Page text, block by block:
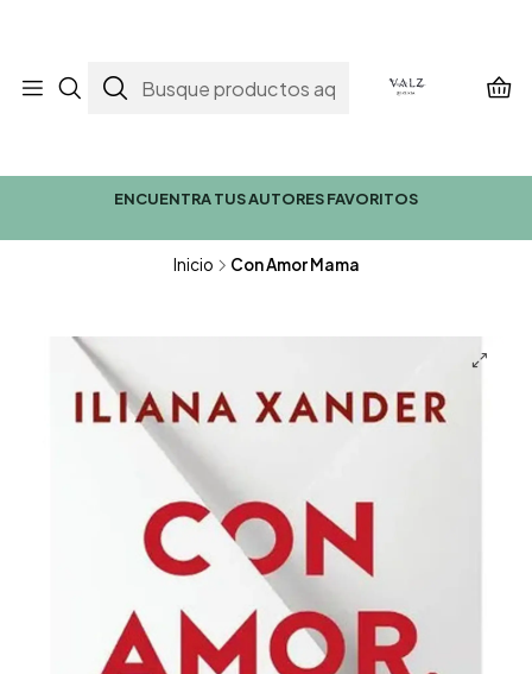
ENCUENTRA TUS AUTORES FAVORITOS
Inicio Con Amor Mama